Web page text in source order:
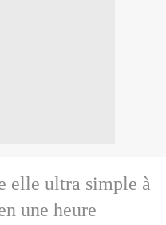
elle ultra simple à
une heure